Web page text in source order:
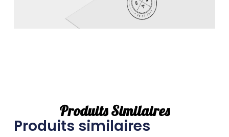
Produits Similaires
Produits similaires